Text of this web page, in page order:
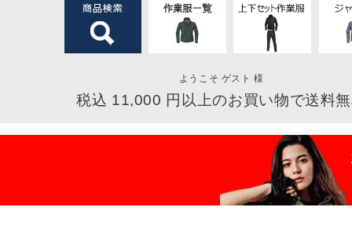
ようこそ ゲスト 様
税込 11,000 円以上のお買い物で送料